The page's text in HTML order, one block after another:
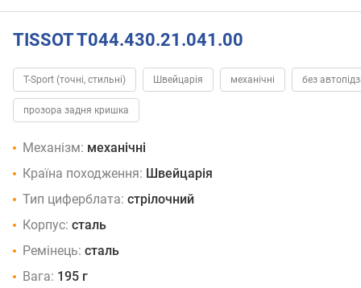
TISSOT T044.430.21.041.00
T-Sport (точні, стильні) Швейцарія механічні без
прозора задня кришка
Механізм: механічні
Країна походження: Швейцарія
Тип циферблата: стрілочний
Корпус: сталь
Ремінець: сталь
Вага: 195 г